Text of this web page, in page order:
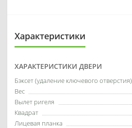
Характеристики
ХАРАКТЕРИСТИКИ ДВЕРИ
Бэксет (удаление ключевого отверстия)
Вес
Вылет ригеля
Квадрат
Лицевая планка